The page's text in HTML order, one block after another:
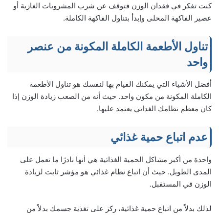
كنت تفكر في فقدان الوزن فتوقف عن شرب المشروبات الغازية أو
عصير الفاكهة المحلى وإبدأ بتناول الفاكهة الكاملة.
تناول الأطعمة الكاملة المكونة من عنصر
واحد
أفضل الأشياء التي يمكنك القيام بها لنفسك هو تناول الأطعمة
الكاملة المكونة من مكون واحد. حيث أنه من الصعب زيادة الوزن إذا
كان معظم نظامك الغذائي يعتمد عليها.
عدم اتباع حمية غذائي
واحدة من أكبر مشاكل الحمية الغذائية هي أنها نادرًا ما تعمل على
المدى الطويل. حيث أن اتباع نظام غذائي هو مؤشر ثابت لزيادة
الوزن في المستقبل.
لذلك بدلاً من اتباع حمية غذائية، ركز على تغذية جسمك بدلاً من